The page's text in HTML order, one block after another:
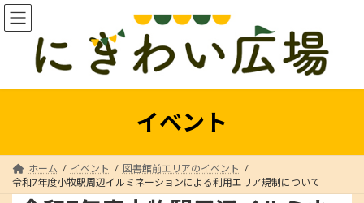
コ
ン
へ
プ
ナ
ビ
ョ
動
イベント
ホーム イベント
図書館前エリアのイベント
令和7年度小牧駅周辺イルミネーションによる利用エリア規制について